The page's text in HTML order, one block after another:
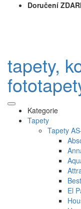
Doručení
tapety,
Kategorie
Tapety
Tapety
El